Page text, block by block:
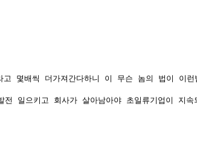
고 몇배씩 더가져간다하니 이 무슨 놈의 법이 이런
일으키고 회사가 살아남아야 초일류기업이 지속